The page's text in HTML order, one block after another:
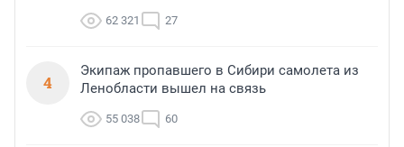
62 321 27
4
Экипаж пропавшего в Сибири самолета из
Ленобласти вышел на связь
55 038 60